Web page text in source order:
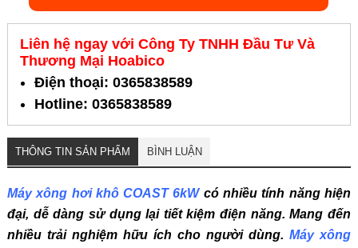
Liên hệ ngay với Công Ty TNHH Đầu Tư Và
Thương Mại Hoabico
Điện thoại: 0365838589
Hotline: 0365838589
THÔNG TIN SẢN PHẨM BÌNH LUẬN
Máy xông hơi khô COAST 6kW có nhiều tính năng hiện
đại, dễ dàng sử dụng lại tiết kiệm điện năng. Mang đến
nhiều trải nghiệm hữu ích cho người dùng.Máy xông